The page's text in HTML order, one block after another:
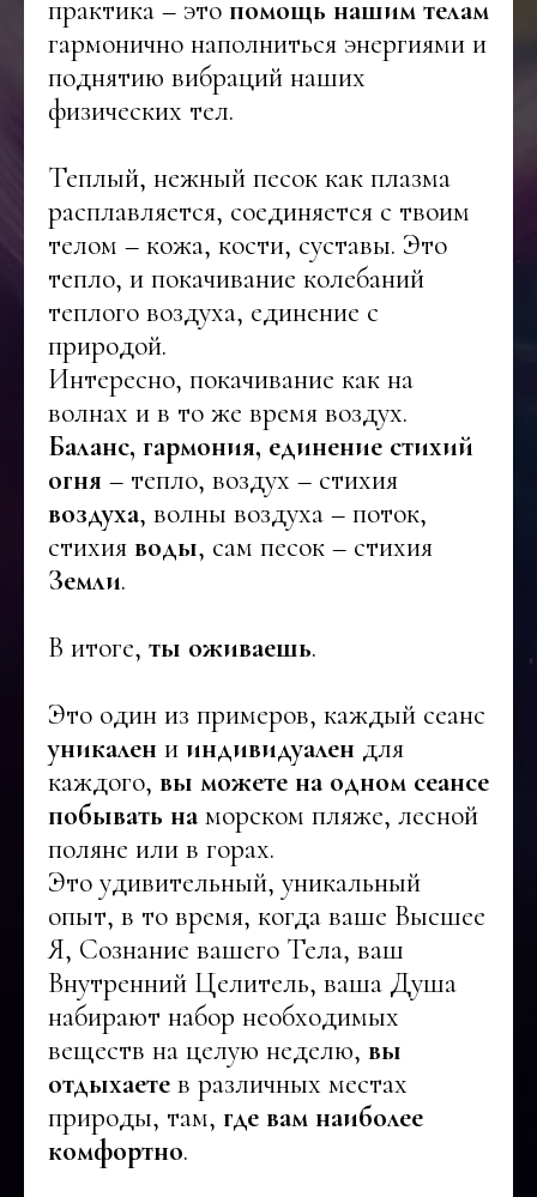
практика – это помощь нашим телам
гармонично наполниться энергиями и
поднятию вибраций наших
физических тел.
Теплый, нежный песок как плазма
расплавляется, соединяется с твоим
телом – кожа, кости, суставы. Это
тепло, и покачивание колебаний
теплого воздуха, единение с
природой.
Интересно, покачивание как на
волнах и в то же время воздух.
Баланс, гармония, единение стихий
огня – тепло, воздух – стихия
воздуха, волны воздуха – поток,
стихия воды, сам песок – стихия
Земли.
В итоге, ты оживаешь.
Это один из примеров, каждый сеанс
уникален и индивидуален для
каждого, вы можете на одном сеансе
побывать наморском пляже, лесной
поляне или в горах.
Это удивительный, уникальный
опыт, в то время, когда ваше Высшее
Я, Сознание вашего Тела, ваш
Внутренний Целитель, ваша Душа
набирают набор необходимых
веществ на целую неделю, вы
отдыхаете в различных местах
природы, там, где вам наиболее
комфортно.